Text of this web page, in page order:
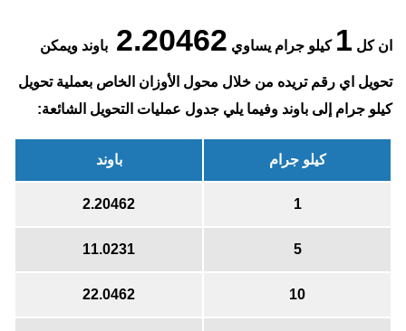
ان كل 1 كيلو جرام يساوي 2.20462 باوند ويمكن
تحويل اي رقم تريده من خلال محول الأوزان الخاص بعملية تحويل
كيلو جرام إلى باوند وفيما يلي جدول عمليات التحويل الشائعة:
كيلو جرام باوند
1
2.20462
5
11.0231
10
22.0462